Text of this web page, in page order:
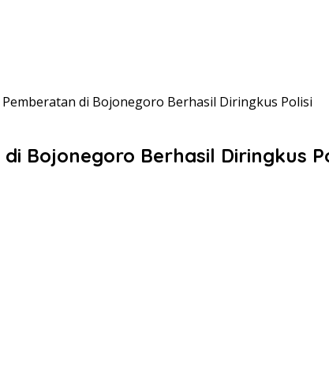
di Bojonegoro Berhasil Diringkus Polisi
Bojonegoro Berhasil Diringkus